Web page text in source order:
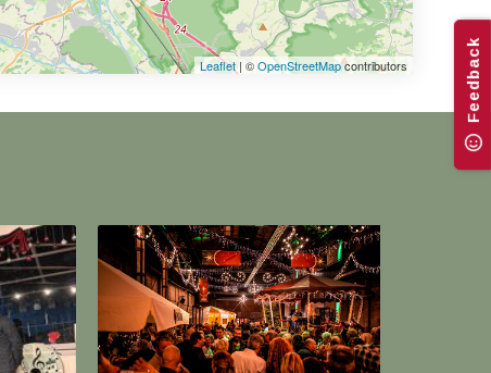
Leaflet | ©OpenStreetMapcontributors Feedback